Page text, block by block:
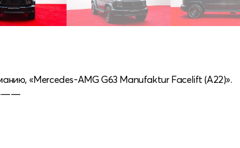
«Mercedes-AMG G63 Manufaktur Facelift (A22)».